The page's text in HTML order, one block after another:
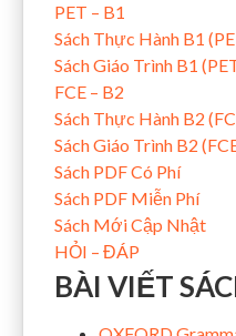
PET – B1
Sách Thực Hành B1
Sách Giáo Trình B1
FCE – B2
Sách Thực Hành B2
Sách Giáo Trình B2
Sách PDF Có Phí
Sách PDF Miễn Phí
Sách Mới Cập Nhật
HỎI – ĐÁP
BÀI VIẾT